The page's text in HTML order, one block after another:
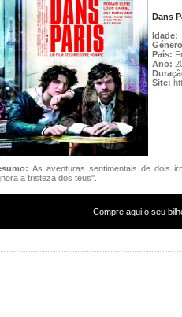
Dans
Idade:
País:
Ano:
Site:
As aventuras sentimentais de dois
a tristeza dos teus".
Compre aqui o seu